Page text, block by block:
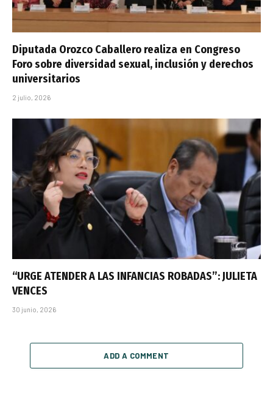
Diputada Orozco Caballero realiza en Congreso
Foro sobre diversidad sexual, inclusión y derechos
universitarios
2 julio, 2026
“URGE ATENDER A LAS INFANCIAS ROBADAS”: JULIETA
VENCES
30 junio, 2026
ADD A COMMENT